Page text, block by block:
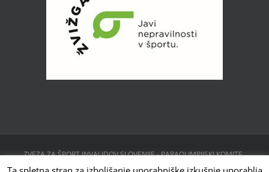
ZVEZA ZA ŠPORT INVALIDOV SLOVENIJE - PARAOLIMPIJSKI KOMITE ,
CESTA 24. JUNIJA 23, 1231 LJUBLJANA, SLOVENIJA | Powered by